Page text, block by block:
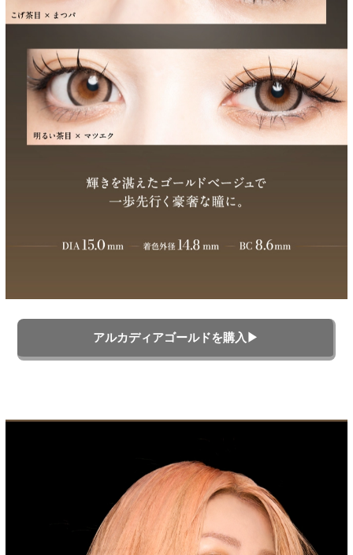
アルカディアゴールドを購入▶